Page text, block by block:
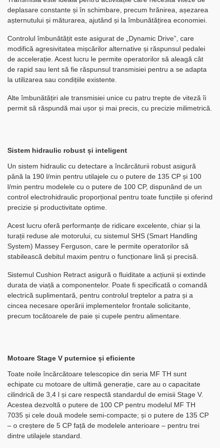
deplasare constante și în schimbare, precum hrănirea, așezarea
așternutului și măturarea, ajutând și la îmbunătățirea economiei.
Controlul îmbunătățit este asigurat de „Dynamic Drive”, care
modifică agresivitatea mișcărilor alternative și răspunsul pedalei
de accelerație. Acest lucru le permite operatorilor să aleagă cât
de rapid sau lent să fie răspunsul transmisiei pentru a se adapta
la utilizarea sau condițiile existente.
Alte îmbunătățiri ale transmisiei unice cu patru trepte de viteză îi
permit să răspundă mai ușor și mai precis, cu precizie milimetrică.
Sistem hidraulic robust și inteligent
Un sistem hidraulic cu detectare a încărcăturii robust asigură
până la 190 l/min pentru utilajele cu o putere de 135 CP și 100
l/min pentru modelele cu o putere de 100 CP, dispunând de un
control electrohidraulic proporțional pentru toate funcțiile și oferind
precizie și productivitate optime.
Acest lucru oferă performanțe de ridicare excelente, chiar și la
turații reduse ale motorului, cu sistemul SHS (Smart Handling
System) Massey Ferguson, care le permite operatorilor să
stabilească debitul maxim pentru o funcționare lină și precisă.
Sistemul Cushion Retract asigură o fluiditate a acțiunii și extinde
durata de viață a componentelor. Poate fi specificată o comandă
electrică suplimentară, pentru controlul treptelor a patra și a
cincea necesare operării implementelor frontale solicitante,
precum tocătoarele de paie și cupele pentru alimentare.
Motoare Stage V puternice și eficiente
Toate noile încărcătoare telescopice din seria MF TH sunt
echipate cu motoare de ultimă generație, care au o capacitate
cilindrică de 3,4 l și care respectă standardul de emisii Stage V.
Acestea dezvoltă o putere de 100 CP pentru modelul MF TH
7035 și cele două modele semi-compacte; și o putere de 135 CP
– o creștere de 5 CP față de modelele anterioare – pentru trei
dintre utilajele standard.